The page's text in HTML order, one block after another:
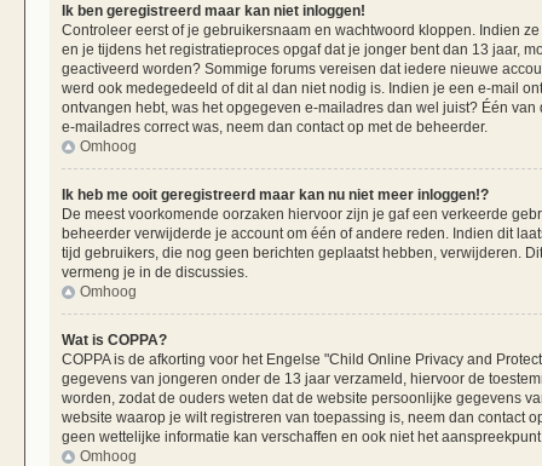
Ik ben geregistreerd maar kan niet inloggen!
Controleer eerst of je gebruikersnaam en wachtwoord kloppen. Indien
en je tijdens het registratieproces opgaf dat je jonger bent dan 13 jaar,
geactiveerd worden? Sommige forums vereisen dat iedere nieuwe
werd ook medegedeeld of dit al dan niet nodig is. Indien je een e-mail
ontvangen hebt, was het opgegeven e-mailadres dan wel juist? Één
e-mailadres correct was, neem dan contact op met de beheerder.
Omhoog
Ik heb me ooit geregistreerd maar kan nu niet meer inloggen!?
De meest voorkomende oorzaken hiervoor zijn je gaf een verkeerde
beheerder verwijderde je account om één of andere reden. Indien dit
tijd gebruikers, die nog geen berichten geplaatst hebben, verwijderen.
vermeng je in de discussies.
Omhoog
Wat is COPPA?
COPPA is de afkorting voor het Engelse "Child Online Privacy and
gegevens van jongeren onder de 13 jaar verzameld, hiervoor de
worden, zodat de ouders weten dat de website persoonlijke gegevens
website waarop je wilt registreren van toepassing is, neem dan contact
geen wettelijke informatie kan verschaffen en ook niet het
Omhoog